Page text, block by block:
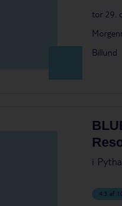
tor 29.
Billund
i
4.3 af